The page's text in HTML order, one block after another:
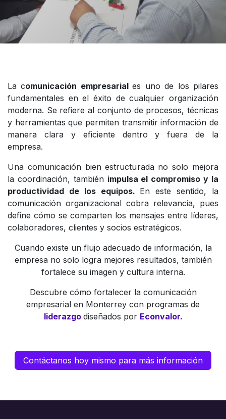
La comunicación empresariales uno de los pilares
fundamentales en el éxito de cualquier organización
moderna. Se refiere al conjunto de procesos, técnicas
y herramientas que permiten transmitir información de
manera clara y eficiente dentro y fuera de la
empresa.
Una comunicación bien estructurada no solo mejora
la coordinación, también impulsa el compromiso y la
productividad de los equipos. En este sentido, la
comunicación organizacional cobra relevancia, pues
define cómo se comparten los mensajes entre líderes,
colaboradores, clientes y socios estratégicos.
Cuando existe un flujo adecuado de información, la
empresa no solo logra mejores resultados, también
fortalece su imagen y cultura interna.
Descubre cómo fortalecer la comunicación
empresarial en Monterrey con programas de
liderazgo diseñados por Econvalor.
Contáctanos hoy mismo para más información